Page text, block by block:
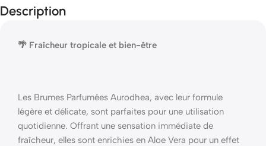
Description
🌴 Fraîcheur tropicale et bien-être
Les Brumes Parfumées Aurodhea, avec leur formule
légère et délicate, sont parfaites pour une utilisation
quotidienne. Offrant une sensation immédiate de
fraîcheur, elles sont enrichies en Aloe Vera pour un effet